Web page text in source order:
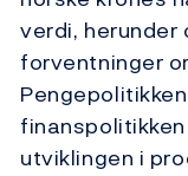
verdi,
forventninger
utviklingen i